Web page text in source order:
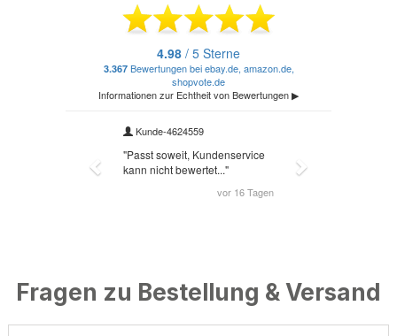
Fragen zu Bestellung & Versand